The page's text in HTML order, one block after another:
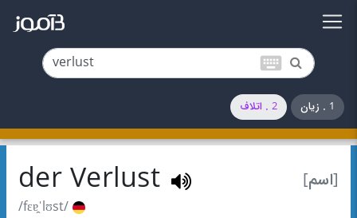
keyboard
1 . زیان 2 . اتلاف
[اسم] der Verlust
/fɛɐ̯ˈlʊst/